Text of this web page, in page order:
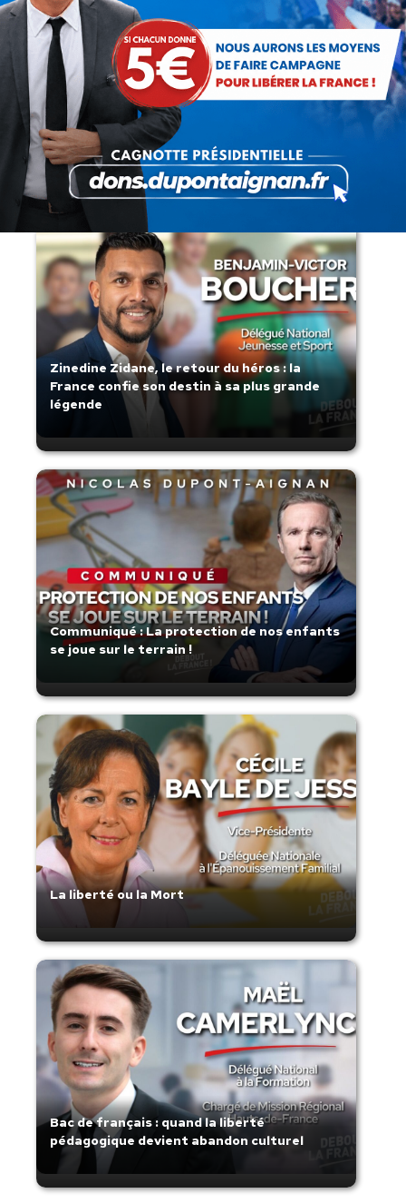
Lorsque tout flambe et que l’État
s’affaisse.
Zinedine Zidane, le retour du héros : la
France confie son destin à sa plus grande
légende
Communiqué : La protection de nos enfants
se joue sur le terrain !
La liberté ou la Mort
Bac de français : quand la liberté
pédagogique devient abandon culturel